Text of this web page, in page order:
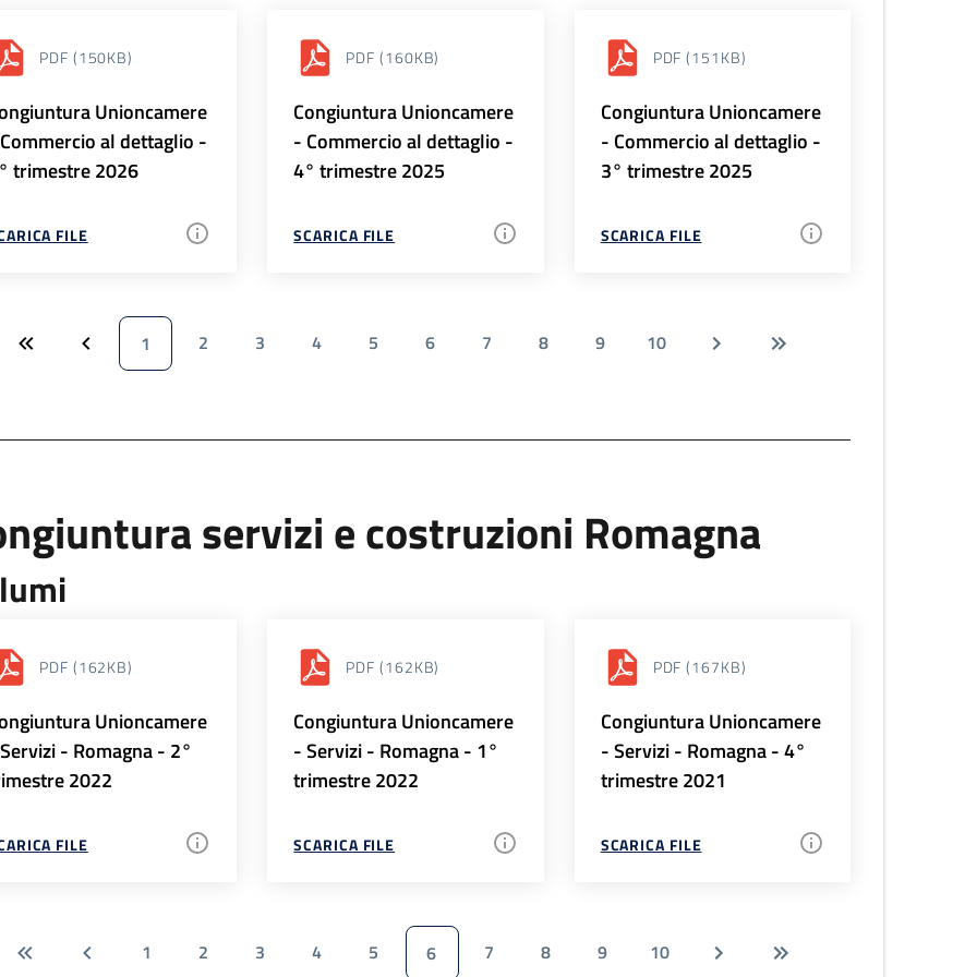
PDF (150KB)
Unioncamere
al dettaglio -
trimestre 2026
FILE
PDF (160KB)
Congiuntura Unioncamere
- Commercio al dettaglio -
4° trimestre 2025
SCARICA FILE
PDF (151KB)
Congiuntura Unioncamere
- Commercio al dettaglio -
3° trimestre 2025
SCARICA FILE
1 2 3 4 5 6 7 8 9 10
servizi e costruzioni Romagna
PDF (162KB)
Unioncamere
- Romagna - 2°
2022
FILE
PDF (162KB)
Congiuntura Unioncamere
- Servizi - Romagna - 1°
trimestre 2022
SCARICA FILE
PDF (167KB)
Congiuntura Unioncamere
- Servizi - Romagna - 4°
trimestre 2021
SCARICA FILE
1 2 3 4 5 6 7 8 9 10